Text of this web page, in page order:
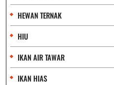
HEWAN TERNAK
HIU
IKAN AIR TAWAR
IKAN HIAS